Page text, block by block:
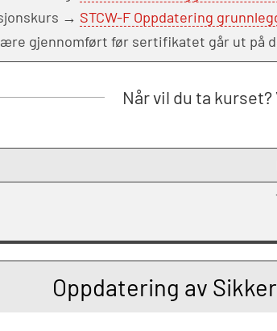
→ STCW-F Oppdatering
gjennomført før sertifikatet går ut på
Når vil du ta kurset?
Oppdatering av